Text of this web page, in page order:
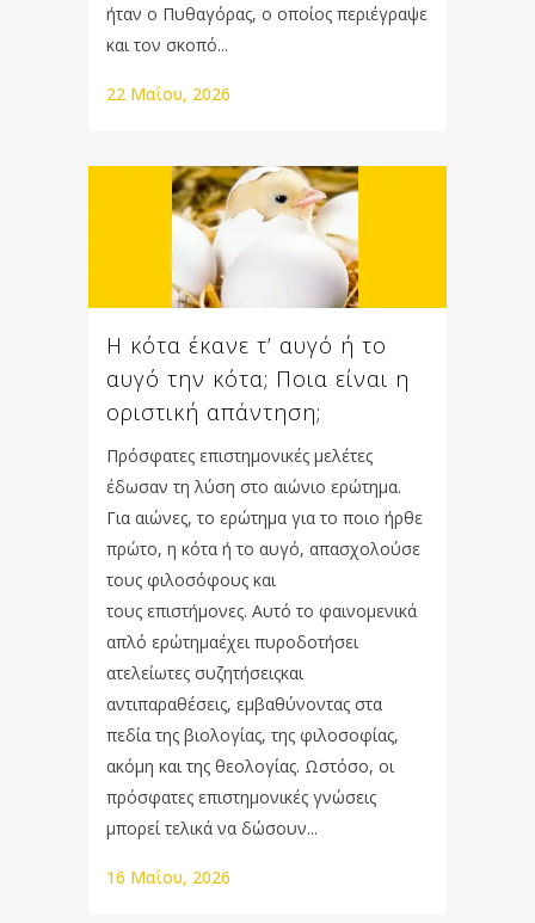
ήταν ο Πυθαγόρας, ο οποίος περιέγραψε
και τον σκοπό...
22 Μαΐου, 2026
Η κότα έκανε τ’ αυγό ή το
αυγό την κότα; Ποια είναι η
οριστική απάντηση;
Πρόσφατες επιστημονικές μελέτες
έδωσαν τη λύση στο αιώνιο ερώτημα.
Για αιώνες, το ερώτημα για το ποιο ήρθε
πρώτο, η κότα ή το αυγό, απασχολούσε
τους φιλοσόφους και
τους επιστήμονες. Αυτό το φαινομενικά
απλό ερώτημαέχει πυροδοτήσει
ατελείωτες συζητήσειςκαι
αντιπαραθέσεις, εμβαθύνοντας στα
πεδία της βιολογίας, της φιλοσοφίας,
ακόμη και της θεολογίας. Ωστόσο, οι
πρόσφατες επιστημονικές γνώσεις
μπορεί τελικά να δώσουν...
16 Μαΐου, 2026